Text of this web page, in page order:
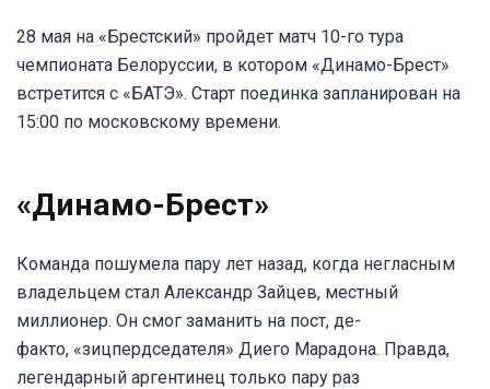
28 мая на «Брестский» пройдет матч 10-го тура
чемпионата Белоруссии, в котором «Динамо-Брест»
встретится с «БАТЭ». Старт поединка запланирован на
15:00 по московскому времени.
«Динамо-Брест»
Команда пошумела пару лет назад, когда негласным
владельцем стал Александр Зайцев, местный
миллионер. Он смог заманить на пост, де-
факто, «зицпердседателя» Диего Марадона. Правда,
легендарный аргентинец только пару раз